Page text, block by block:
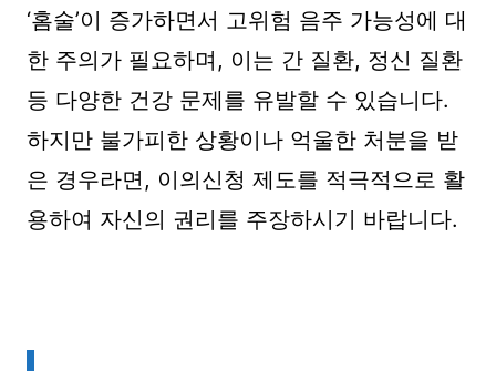
‘홈술’이 증가하면서 고위험 음주 가능성에 대
한 주의가 필요하며, 이는 간 질환, 정신 질환
등 다양한 건강 문제를 유발할 수 있습니다.
하지만 불가피한 상황이나 억울한 처분을 받
은 경우라면, 이의신청 제도를 적극적으로 활
용하여 자신의 권리를 주장하시기 바랍니다.